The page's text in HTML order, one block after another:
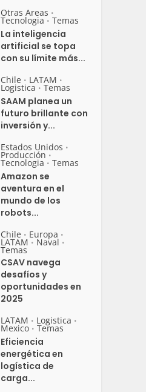
Otras Areas •
Tecnologia • Temas
La inteligencia
artificial se topa
con su límite más...
Chile • LATAM •
Logistica • Temas
SAAM planea un
futuro brillante con
inversión y...
Estados Unidos •
Producción •
Tecnologia • Temas
Amazon se
aventura en el
mundo de los
robots...
Chile • Europa •
LATAM • Naval •
Temas
CSAV navega
desafíos y
oportunidades en
2025
LATAM • Logistica •
Mexico • Temas
Eficiencia
energética en
logística de
carga...